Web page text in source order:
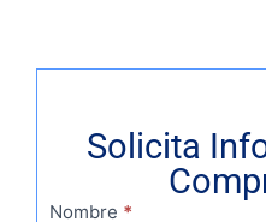
Solicita
Contacto
Nombre *